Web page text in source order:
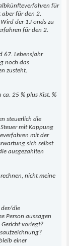
für
aber für den 2.
der 1.Fonds zu
für den 2.
67. Lebensjahr
noch das
zusteht.
25 % plus Kist. %
steuerlich die
mit Kappung
mit der
sich selbst
ausgezahlten
nicht meine
der/die
Person aussagen
vorlegt?
einer